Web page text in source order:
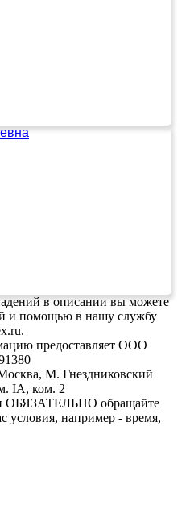
в описании вы можете
и помощью в нашу службу
предоставляет ООО
М. Гнездниковский
IA, ком. 2
ОБЯЗАТЕЛЬНО обращайте
условия, например - время,